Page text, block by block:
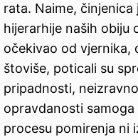
rata. Naime,
hijerarhije naših obiju
očekivao od vjernika,
štoviše, poticali su
pripadnosti,
opravdanosti
procesu pomirenja ni